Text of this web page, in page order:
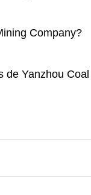
Company?
de Yanzhou